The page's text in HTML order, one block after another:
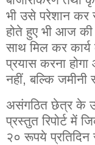
भी उसे परेशान कर
होते हुए भी आज
साथ मिल कर
प्रयास करना
नहीं, बल्कि
असंगठित छेत्र के
प्रस्तुत रिपोर्ट में
२० रूपये